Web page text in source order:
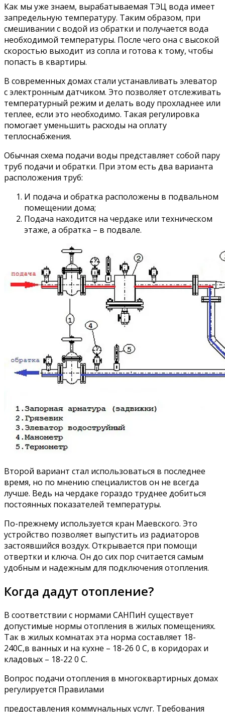
Как мы уже знаем, вырабатываемая ТЭЦ вода имеет
запредельную температуру. Таким образом, при
смешивании с водой из обратки и получается вода
необходимой температуры. После чего она с высокой
скоростью выходит из сопла и готова к тому, чтобы
попасть в квартиры.
В современных домах стали устанавливать элеватор
с электронным датчиком. Это позволяет отслеживать
температурный режим и делать воду прохладнее или
теплее, если это необходимо. Такая регулировка
помогает уменьшить расходы на оплату
теплоснабжения.
Обычная схема подачи воды представляет собой пару
труб подачи и обратки. При этом есть два варианта
расположения труб:
И подача и обратка расположены в подвальном
помещении дома;
Подача находится на чердаке или техническом
этаже, а обратка – в подвале.
Второй вариант стал использоваться в последнее
время, но по мнению специалистов он не всегда
лучше. Ведь на чердаке гораздо труднее добиться
постоянных показателей температуры.
По-прежнему используется кран Маевского. Это
устройство позволяет выпустить из радиаторов
застоявшийся воздух. Открывается при помощи
отвертки и ключа. Он до сих пор считается самым
удобным и надежным для подключения отопления.
Когда дадут отопление?
В соответствии с нормами САНПиН существует
допустимые нормы отопления в жилых помещениях.
Так в жилых комнатах эта норма составляет 18-
240С,в ванных и на кухне – 18-26 0 С, в коридорах и
кладовых – 18-22 0 С.
Вопрос подачи отопления в многоквартирных домах
регулируется Правилами
предоставления коммунальных услуг. Требования